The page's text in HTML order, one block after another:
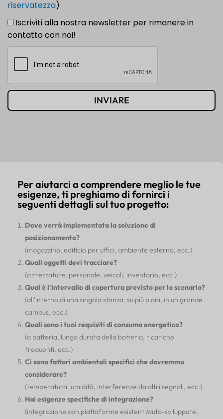
riservatezza)
Iscriviti alla nostra newsletter per rimanere in
contatto con noi!
INVIARE
Per aiutarci a comprendere meglio le tue
esigenze, ti preghiamo di fornirci i
seguenti dettagli sul tuo progetto:
Dove verrà implementata la soluzione di
posizionamento?
(magazzino, edificio per uffici, ambiente esterno, ecc.)
Quali oggetti devi tracciare?
(attrezzature, personale, veicoli, inventario, ecc.)
Qual è l'intervallo di copertura previsto per lo scenario?
(all'interno di una singola stanza, su più piani, in un grande
campus, ecc.)
Quali sono i tuoi requisiti di consumo energetico?
(a batteria, lunga durata della batteria, ricariche
frequenti, ecc.)
Ci sono fattori ambientali specifici che dovremmo
considerare?
(temperatura, umidità, interferenze da altri segnali, ecc.)
Hai esigenze specifiche di integrazione?
(integrazione con piattaforme esistenti/auto-sviluppate,